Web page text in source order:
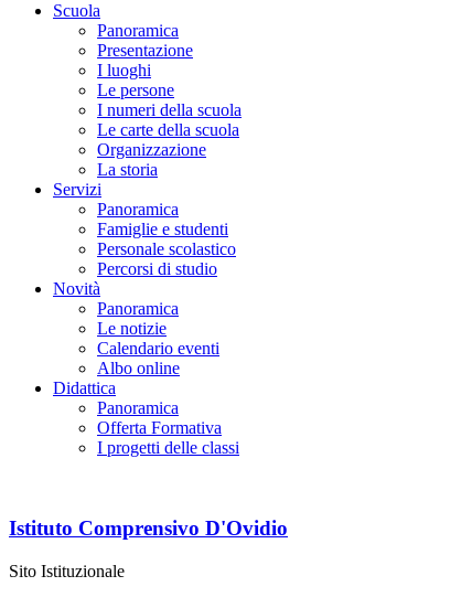
Scuola
Panoramica
Presentazione
I luoghi
Le persone
I numeri della scuola
Le carte della scuola
Organizzazione
La storia
Servizi
Panoramica
Famiglie e studenti
Personale scolastico
Percorsi di studio
Novità
Panoramica
Le notizie
Calendario eventi
Albo online
Didattica
Panoramica
Offerta Formativa
I progetti delle classi
Istituto Comprensivo D'Ovidio
Sito Istituzionale